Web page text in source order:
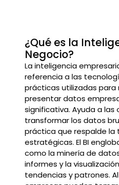
¿Qué es la
Negocio?
La inteligencia
referencia a las
prácticas utilizadas para
presentar datos
significativa. Ayuda a las
transformar los datos
práctica que respalde la
estratégicas. El BI
como la minería de
informes y la
tendencias y patrones.